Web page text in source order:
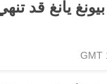
يانغ قد